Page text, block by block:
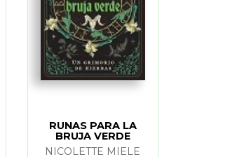
RUNAS PARA LA
BRUJA VERDE
NICOLETTE MIELE